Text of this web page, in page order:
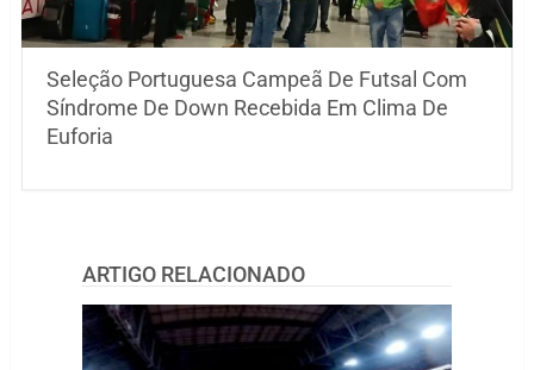
Seleção Portuguesa Campeã De Futsal Com
Síndrome De Down Recebida Em Clima De
Euforia
ARTIGO RELACIONADO